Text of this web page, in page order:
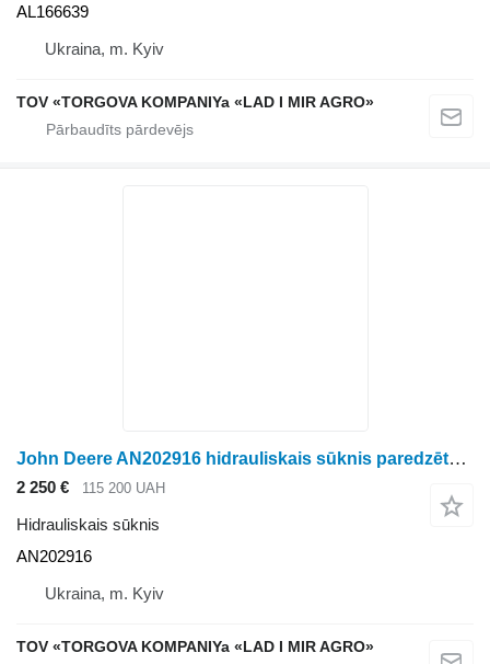
AL166639
Ukraina, m. Kyiv
TOV «TORGOVA KOMPANIYa «LAD I MIR AGRO»
John Deere AN202916 hidrauliskais sūknis paredzēts John Deere graudu kombaina
2 250 € 115 200 UAH
Hidrauliskais sūknis
AN202916
Ukraina, m. Kyiv
TOV «TORGOVA KOMPANIYa «LAD I MIR AGRO»